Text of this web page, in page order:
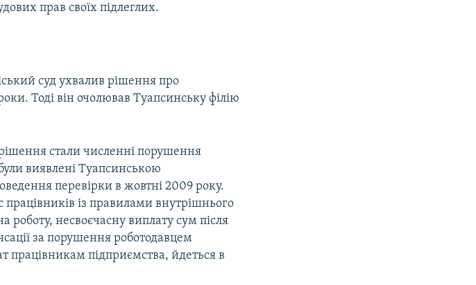
прав своїх підлеглих.
суд ухвалив рішення про
Тоді він очолював Туапсинську філію
стали численні порушення
виявлені Туапсинською
перевірки в жовтні 2009 року.
із правилами внутрішнього
роботу, несвоєчасну виплату сум після
за порушення роботодавцем
працівникам підприємства, йдеться в